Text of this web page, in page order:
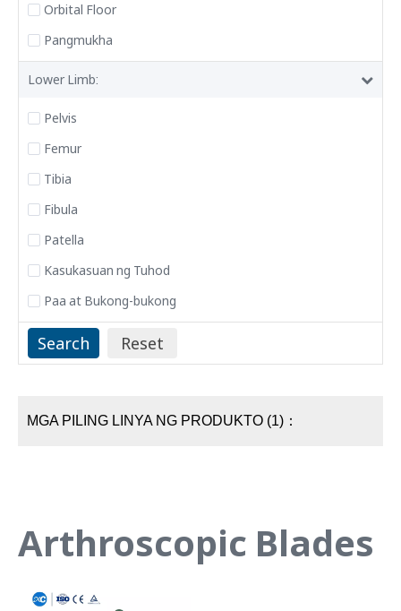
Orbital Floor
Pangmukha
Lower Limb:
Pelvis
Femur
Tibia
Fibula
Patella
Kasukasuan ng Tuhod
Paa at Bukong-bukong
MGA PILING LINYA NG PRODUKTO (1)：
Arthroscopic Blades